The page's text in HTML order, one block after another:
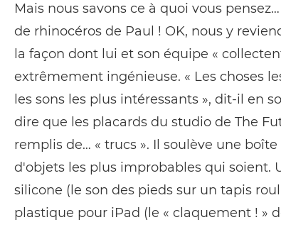
Mais nous savons ce à quoi vous
de rhinocéros de Paul ! OK, nous y
la façon dont lui et son équipe «
extrêmement ingénieuse. « Les choses
les sons les plus intéressants », dit-il en
dire que les placards du studio de The
remplis de… « trucs ». Il soulève une
d'objets les plus improbables qui soient.
silicone (le son des pieds sur un tapis
plastique pour iPad (le « claquement ! »